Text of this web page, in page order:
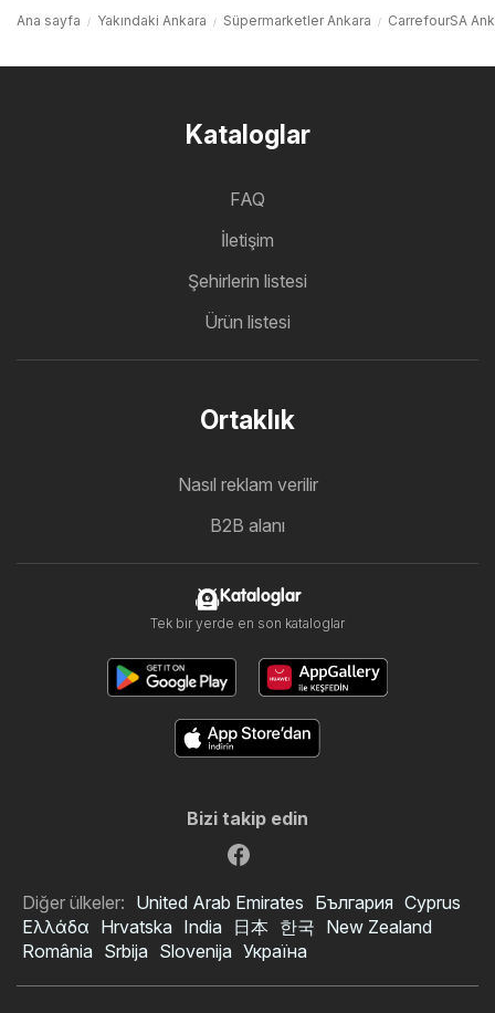
Ana sayfa Yakındaki Ankara Süpermarketler Ankara CarrefourSA
Kataloglar
FAQ
İletişim
Şehirlerin listesi
Ürün listesi
Ortaklık
Nasıl reklam verilir
B2B alanı
Kataloglar
Tek bir yerde en son kataloglar
Bizi takip edin
Diğer ülkeler: United Arab Emirates България Cyprus
Ελλάδα Hrvatska India 日本 한국 New Zealand
România Srbija Slovenija Україна